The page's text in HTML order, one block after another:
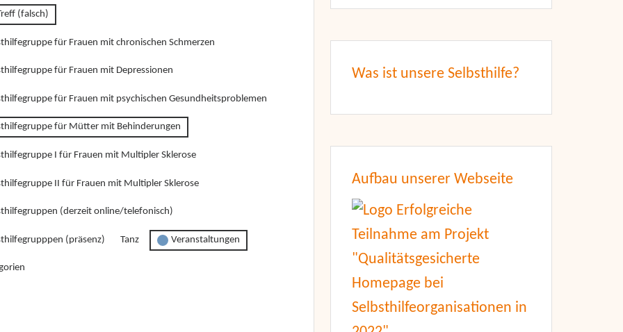
(falsch)
für Frauen mit chronischen Schmerzen
für Frauen mit Depressionen
für Frauen mit psychischen Gesundheitsproblemen
für Mütter mit Behinderungen
I für Frauen mit Multipler Sklerose
II für Frauen mit Multipler Sklerose
(derzeit online/telefonisch)
(präsenz) Tanz Veranstaltungen
Was ist unsere Selbsthilfe?
Aufbau unserer Webseite